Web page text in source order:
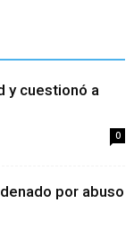
y cuestionó a
0
por abuso